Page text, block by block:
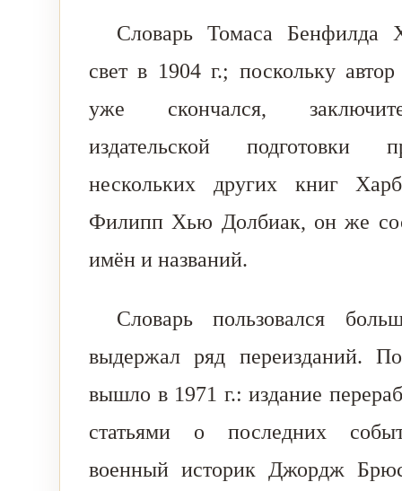
Словарь Томаса Бенфилда
свет в 1904 г.; поскольку
уже скончался,
издательской подготовки
нескольких других книг
Филипп Хью Долбиак, он же
имён и названий.
Словарь пользовался
выдержал ряд переизданий.
вышло в 1971 г.: издание
статьями о последних
военный историк Джордж